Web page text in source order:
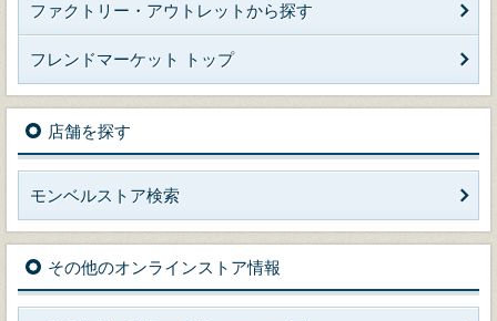
ファクトリー・アウトレットから探す
フレンドマーケット トップ
店舗を探す
モンベルストア検索
その他のオンラインストア情報